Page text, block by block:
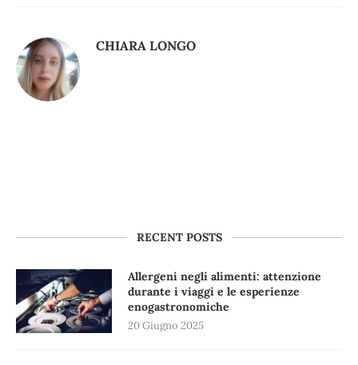
CHIARA LONGO
RECENT POSTS
Allergeni negli alimenti: attenzione
durante i viaggi e le esperienze
enogastronomiche
20 Giugno 2025